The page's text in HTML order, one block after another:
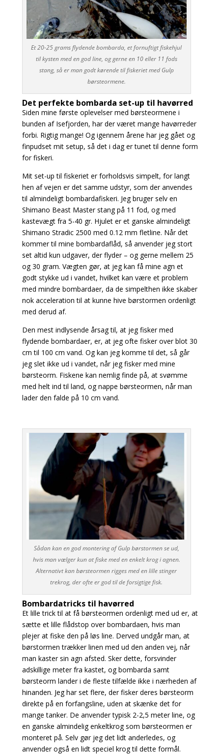
Et 20-25 grams flydende bombarda, et fornuftigt fiskehjul
til kysten med en god line, og gerne en 10 eller 11 fods
stang, så er man godt kørende til fiskeriet med Gulp
børsteormene.
Det perfekte bombarda set-up til havørred
Siden mine første oplevelser med børsteormene i
bunden af Isefjorden, har der været mange havørreder
forbi. Rigtig mange! Og igennem årene har jeg gået og
finpudset mit setup, så det i dag er tunet til denne form
for fiskeri.
Mit set-up til fiskeriet er forholdsvis simpelt, for langt
hen af vejen er det samme udstyr, som der anvendes
til almindeligt bombardafiskeri. Jeg bruger selv en
Shimano Beast Master stang på 11 fod, og med
kastevægt fra 5-40 gr. Hjulet er et ganske almindeligt
Shimano Stradic 2500 med 0.12 mm fletline. Når det
kommer til mine bombardaflåd, så anvender jeg stort
set altid kun udgaver, der flyder – og gerne mellem 25
og 30 gram. Vægten gør, at jeg kan få mine agn et
godt stykke ud i vandet, hvilket kan være et problem
med mindre bombardaer, da de simpelthen ikke skaber
nok acceleration til at kunne hive børstormen ordenligt
med derud af.
Den mest indlysende årsag til, at jeg fisker med
flydende bombardaer, er, at jeg ofte fisker over blot 30
cm til 100 cm vand. Og kan jeg komme til det, så går
jeg slet ikke ud i vandet, når jeg fisker med mine
børsteorm. Fiskene kan nemlig finde på, at svømme
med helt ind til land, og nappe børsteormen, når man
lader den falde på 10 cm vand.
Sådan kan en god montering af Gulp børstormen se ud,
hvis man vælger kun at fiske med en enkelt krog i agnen.
Alternativt kan børsteormen rigges med en lille stinger
trekrog, der ofte er god til de forsigtige fisk.
Bombardatricks til havørred
Et lille trick til at få børsteormen ordenligt med ud er, at
sætte et lille flådstop over bombardaen, hvis man
plejer at fiske den på løs line. Derved undgår man, at
børstormen trækker linen med ud den anden vej, når
man kaster sin agn afsted. Sker dette, forsvinder
adskillige meter fra kastet, og bombarda samt
børsteorm lander i de fleste tilfælde ikke i nærheden af
hinanden. Jeg har set flere, der fisker deres børsteorm
direkte på en forfangsline, uden at skænke det for
mange tanker. De anvender typisk 2-2,5 meter line, og
en ganske almindelig enkeltkrog som børsteormen er
monteret på. Selv gør jeg det lidt anderledes, og
anvender også en lidt speciel krog til dette formål.